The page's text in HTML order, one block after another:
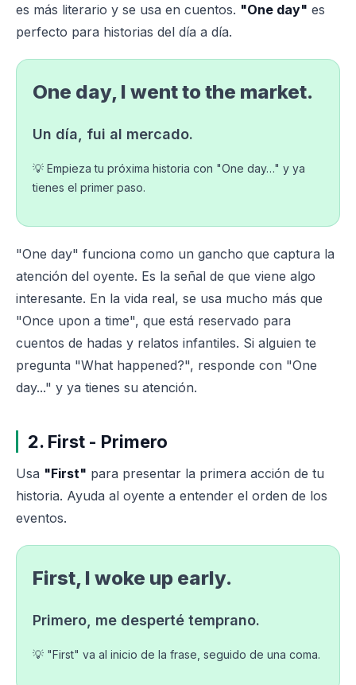
es más literario y se usa en cuentos. "One day" es
perfecto para historias del día a día.
One day, I went to the market.
Un día, fui al mercado.
💡 Empieza tu próxima historia con "One day…" y ya
tienes el primer paso.
"One day" funciona como un gancho que captura la
atención del oyente. Es la señal de que viene algo
interesante. En la vida real, se usa mucho más que
"Once upon a time", que está reservado para
cuentos de hadas y relatos infantiles. Si alguien te
pregunta "What happened?", responde con "One
day..." y ya tienes su atención.
2. First - Primero
Usa "First" para presentar la primera acción de tu
historia. Ayuda al oyente a entender el orden de los
eventos.
First, I woke up early.
Primero, me desperté temprano.
💡 "First" va al inicio de la frase, seguido de una coma.